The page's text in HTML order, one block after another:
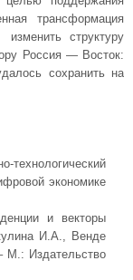
трансформация
структуру
Россия — Восток:
сохранить на
экономике
и векторы
И.А., Венде
Издательство